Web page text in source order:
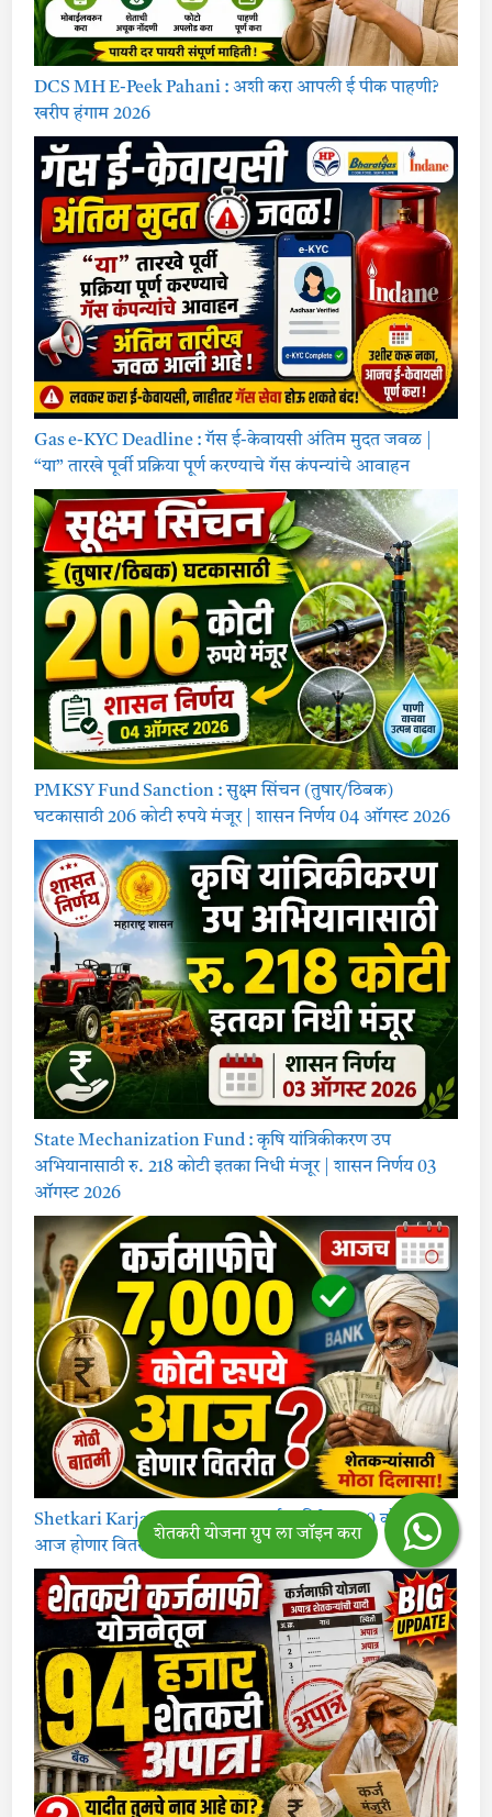
DCS MH E-Peek Pahani : अशी करा आपली ई पीक पाहणी?
खरीप हंगाम 2026
Gas e-KYC Deadline : गॅस ई-केवायसी अंतिम मुदत जवळ |
“या” तारखे पूर्वी प्रक्रिया पूर्ण करण्याचे गॅस कंपन्यांचे आवाहन
PMKSY Fund Sanction : सुक्ष्म सिंचन (तुषार/ठिबक)
घटकासाठी 206 कोटी रुपये मंजूर | शासन निर्णय 04 ऑगस्ट 2026
State Mechanization Fund : कृषि यांत्रिकीकरण उप
अभियानासाठी रु. 218 कोटी इतका निधी मंजूर | शासन निर्णय 03
ऑगस्ट 2026
Shetkari Karjamafi Yojana : कर्जमाफीचे 7,000 कोटी रुपये
आज होणार वितरीत?